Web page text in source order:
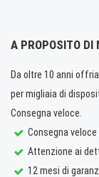
A PROPOSITO DI
Da oltre 10 anni
per migliaia di
Consegna veloce.
Consegna veloce
Attenzione ai
12 mesi di